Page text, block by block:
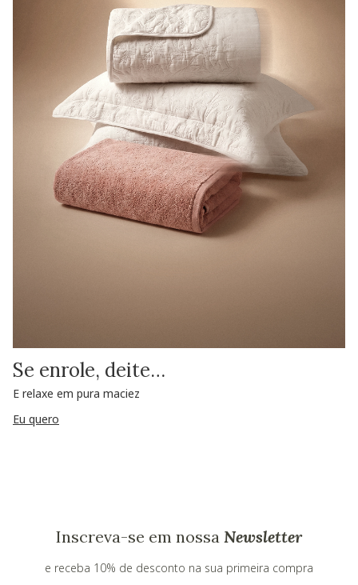
Se enrole, deite…
E relaxe em pura maciez
Eu quero
Inscreva-se em nossa Newsletter
e receba 10% de desconto na sua primeira compra